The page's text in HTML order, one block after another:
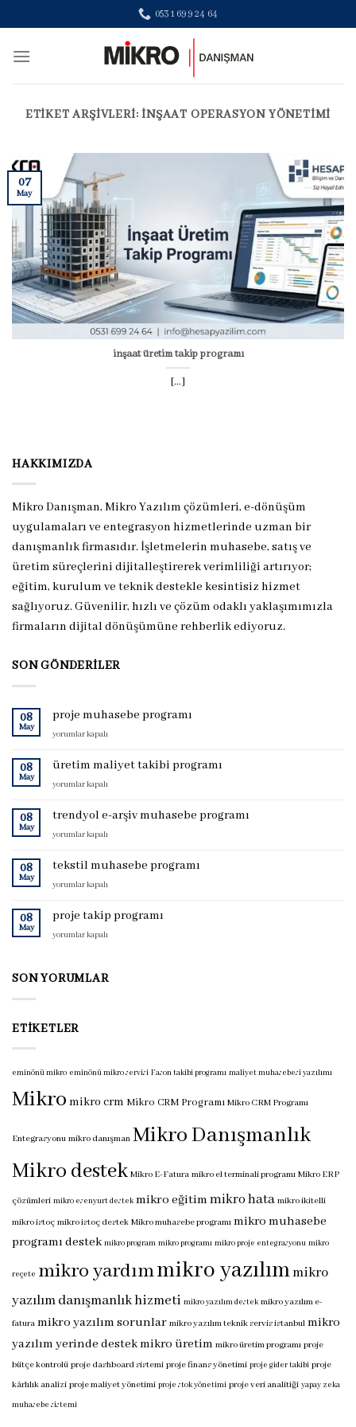
to
content
0531 699 24 64
ETIKET ARŞIVLERI:INŞAAT OPERASYON YÖNETIMI
inşaat üretim takip programı
[...]
07
May
HAKKIMIZDA
Mikro Danışman, Mikro Yazılım çözümleri, e-dönüşüm
uygulamaları ve entegrasyon hizmetlerinde uzman bir
danışmanlık firmasıdır. İşletmelerin muhasebe, satış ve
üretim süreçlerini dijitalleştirerek verimliliği artırıyor;
eğitim, kurulum ve teknik destekle kesintisiz hizmet
sağlıyoruz. Güvenilir, hızlı ve çözüm odaklı yaklaşımımızla
firmaların dijital dönüşümüne rehberlik ediyoruz.
SON GÖNDERILER
08
May
proje muhasebe programı
proje
programı
yorumlar kapalı
08
May
üretim maliyet takibi programı
üretim
takibi
programı
için
yorumlar kapalı
08
May
trendyol e-arşiv muhasebe programı
trendyol
arşiv
programı
yorumlar kapalı
08
May
tekstil muhasebe programı
tekstil
programı
için
yorumlar kapalı
08
May
proje takip programı
proje
için
yorumlar kapalı
SON YORUMLAR
ETIKETLER
eminönü mikro eminönü mikro servisi Fason takibi programı maliyet muhasebesi yazılımı
Mikro mikro crm Mikro CRM Programı Mikro CRM Programı
Entegrasyonu mikro danışman Mikro Danışmanlık
Mikro destek Mikro E-Fatura mikro el terminali programı Mikro ERP
çözümleri mikro esenyurt destek mikro eğitimmikro hata mikro ikitelli
mikro istoç mikro istoç destek Mikro muhasebe programı mikro muhasebe
programı destek mikro program mikro programı mikro proje entegrasyonu mikro
reçete mikro yardımmikro yazılımmikro
yazılım danışmanlık hizmeti mikro yazılım destek mikro yazılım e-
fatura mikro yazılım sorunlar mikro yazılım teknik servis istanbul mikro
yazılım yerinde destekmikro üretim mikro üretim programı proje
bütçe kontrolü proje dashboard sistemi proje finans yönetimi proje gider takibi proje
kârlılık analizi proje maliyet yönetimi proje stok yönetimi proje veri analitiği yapay zeka
muhasebe sistemi